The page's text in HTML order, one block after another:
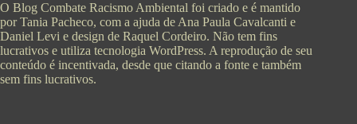
O Blog Combate Racismo Ambiental foi criado e é mantido
por Tania Pacheco, com a ajuda de Ana Paula Cavalcanti e
Daniel Levi e design de Raquel Cordeiro. Não tem fins
lucrativos e utiliza tecnologia WordPress. A reprodução de seu
conteúdo é incentivada, desde que citando a fonte e também
sem fins lucrativos.